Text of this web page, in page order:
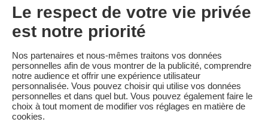
Vacances au Ski en France
Familytrip
Qui sommes-nous?
CGV et Charte de Confidentialité
La Presse parle de nous
Partenaires FAQ Blog Plan du site
Paiement sécurisé Réalisé par Sooyoos
Le respect de votre vie privée
est notre priorité
Nos partenaires et nous-mêmes traitons vos données
personnelles afin de vous montrer de la publicité, comprendre
notre audience et offrir une expérience utilisateur
personnalisée. Vous pouvez choisir qui utilise vos données
personnelles et dans quel but. Vous pouvez également faire le
choix à tout moment de modifier vos réglages en matière de
cookies.